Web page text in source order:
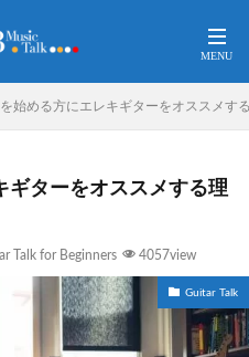
始める方にエレキギターをオススメす
ギターをオススメする理
Talk for Beginners 4057view
Guitar Talk